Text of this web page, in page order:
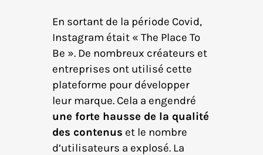
En sortant de la période Covid,
Instagram était « The Place To
Be ». De nombreux créateurs et
entreprises ont utilisé cette
plateforme pour développer
leur marque. Cela a engendré
une forte hausse de la qualité
des contenus et le nombre
d’utilisateurs a explosé. La